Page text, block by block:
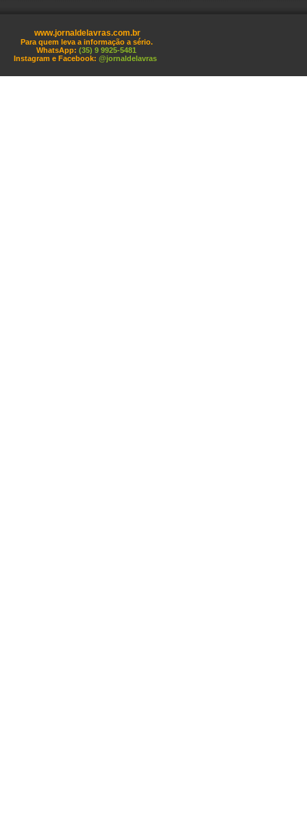
www.jornaldelavras.com.br
Para quem leva a informação a sério.
WhatsApp: (35) 9 9925-5481
Instagram e Facebook: @jornaldelavras